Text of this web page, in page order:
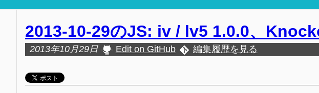
2013-10-29のJS: iv / lv5 1.0.0、
2013年10月29日 Edit on GitHub 編集履歴を見る